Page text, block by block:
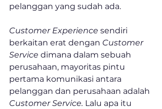
pelanggan yang sudah ada.
Customer Experience sendiri
berkaitan erat dengan Customer
Service dimana dalam sebuah
perusahaan, mayoritas pintu
pertama komunikasi antara
pelanggan dan perusahaan adalah
Customer Service. Lalu apa itu